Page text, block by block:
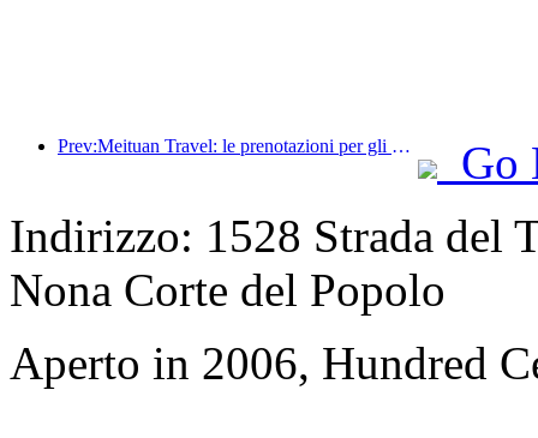
Prev:Meituan Travel: le prenotazioni per gli hotel di lusso nelle contee durante il Dragon Boat Festival sono elevate, con le famiglie con bambini che diventano la forza principale
Go
Indirizzo: 1528 Strada del
Nona Corte del Popolo
Aperto in 2006, Hundred